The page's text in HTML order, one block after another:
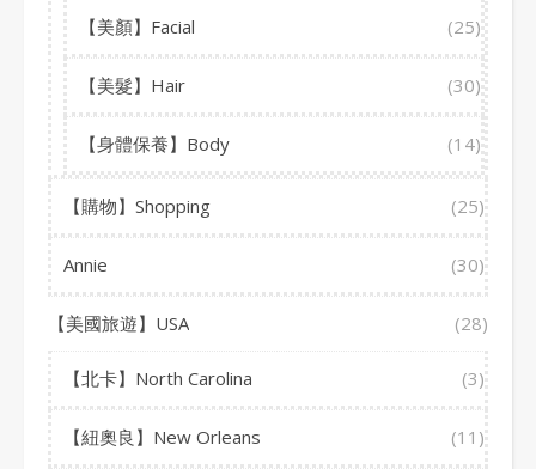
【美顏】Facial (25)
【美髮】Hair (30)
【身體保養】Body (14)
【購物】Shopping (25)
Annie (30)
【美國旅遊】USA (28)
【北卡】North Carolina (3)
【紐奧良】New Orleans (11)